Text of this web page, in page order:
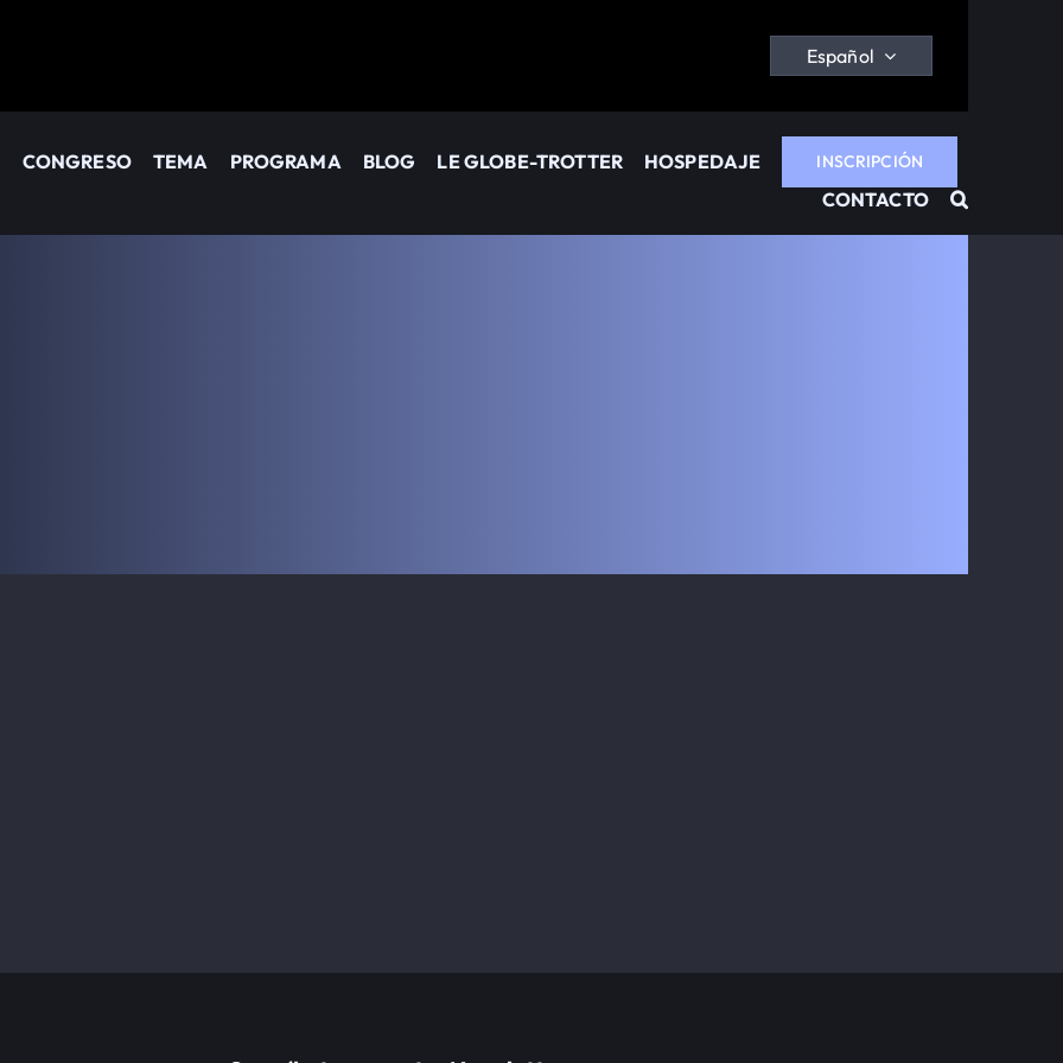
Español
CONGRESO TEMA PROGRAMA BLOG LE GLOBE-TROTTER HOSPEDAJE INSCRIPCIÓN
CONTACTO